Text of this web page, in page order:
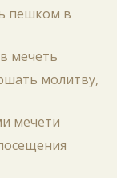
пешком в
мечеть
молитву,
мечети